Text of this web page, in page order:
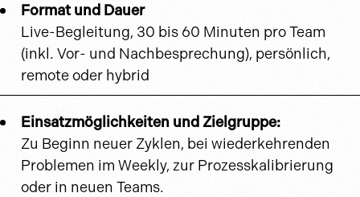
Format und Dauer
Live-Begleitung, 30 bis 60 Minuten pro Team
(inkl. Vor- und Nachbesprechung), persönlich,
remote oder hybrid
Einsatzmöglichkeiten und Zielgruppe:
Zu Beginn neuer Zyklen, bei wiederkehrenden
Problemen im Weekly, zur Prozesskalibrierung
oder in neuen Teams.